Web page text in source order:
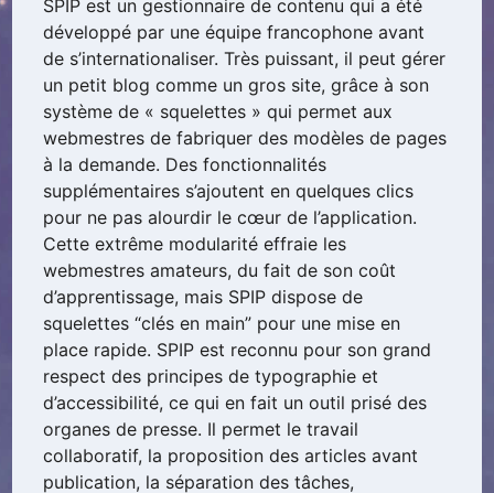
SPIP est un gestionnaire de contenu qui a été
développé par une équipe francophone avant
de s’internationaliser. Très puissant, il peut gérer
un petit blog comme un gros site, grâce à son
système de « squelettes » qui permet aux
webmestres de fabriquer des modèles de pages
à la demande. Des fonctionnalités
supplémentaires s’ajoutent en quelques clics
pour ne pas alourdir le cœur de l’application.
Cette extrême modularité effraie les
webmestres amateurs, du fait de son coût
d’apprentissage, mais SPIP dispose de
squelettes “clés en main” pour une mise en
place rapide. SPIP est reconnu pour son grand
respect des principes de typographie et
d’accessibilité, ce qui en fait un outil prisé des
organes de presse. Il permet le travail
collaboratif, la proposition des articles avant
publication, la séparation des tâches,